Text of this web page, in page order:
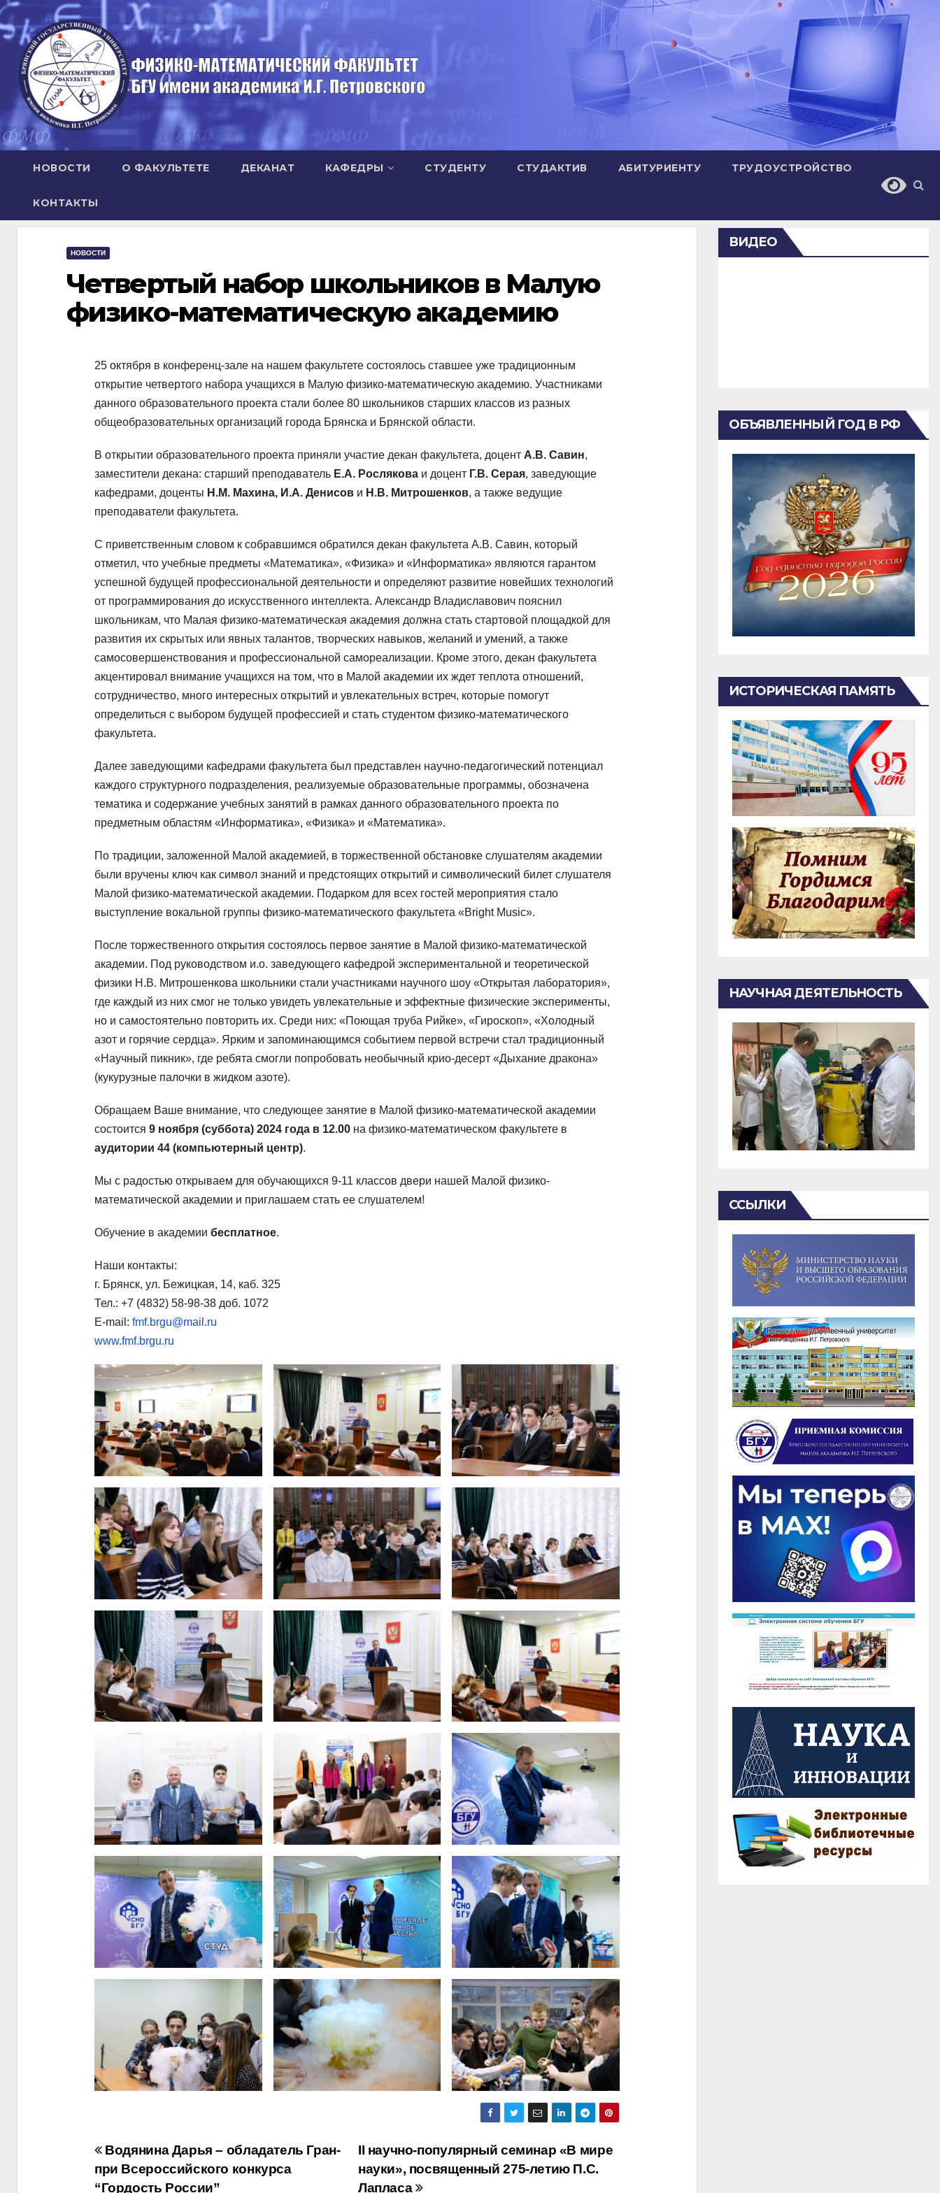
Перейти
к
содержимому
НОВОСТИ О ФАКУЛЬТЕТЕ ДЕКАНАТ КАФЕДРЫ СТУДЕНТУ СТУДАКТИВ АБИТУРИЕНТУ ТРУДОУСТРОЙСТВО
КОНТАКТЫ
НОВОСТИ
Четвертый набор школьников в Малую
физико-математическую академию
25 октября в конференц-зале на нашем факультете состоялось ставшее уже традиционным
открытие четвертого набора учащихся в Малую физико-математическую академию. Участниками
данного образовательного проекта стали более 80 школьников старших классов из разных
общеобразовательных организаций города Брянска и Брянской области.
В открытии образовательного проекта приняли участие декан факультета, доцент А.В. Савин,
заместители декана: старший преподаватель Е.А. Рослякова и доцент Г.В. Серая, заведующие
кафедрами, доценты Н.М. Махина, И.А. Денисов и Н.В. Митрошенков, а также ведущие
преподаватели факультета.
С приветственным словом к собравшимся обратился декан факультета А.В. Савин, который
отметил, что учебные предметы «Математика», «Физика» и «Информатика» являются гарантом
успешной будущей профессиональной деятельности и определяют развитие новейших технологий
от программирования до искусственного интеллекта. Александр Владиславович пояснил
школьникам, что Малая физико-математическая академия должна стать стартовой площадкой для
развития их скрытых или явных талантов, творческих навыков, желаний и умений, а также
самосовершенствования и профессиональной самореализации. Кроме этого, декан факультета
акцентировал внимание учащихся на том, что в Малой академии их ждет теплота отношений,
сотрудничество, много интересных открытий и увлекательных встреч, которые помогут
определиться с выбором будущей профессией и стать студентом физико-математического
факультета.
Далее заведующими кафедрами факультета был представлен научно-педагогический потенциал
каждого структурного подразделения, реализуемые образовательные программы, обозначена
тематика и содержание учебных занятий в рамках данного образовательного проекта по
предметным областям «Информатика», «Физика» и «Математика».
По традиции, заложенной Малой академией, в торжественной обстановке слушателям академии
были вручены ключ как символ знаний и предстоящих открытий и символический билет слушателя
Малой физико-математической академии. Подарком для всех гостей мероприятия стало
выступление вокальной группы физико-математического факультета «Bright Music».
После торжественного открытия состоялось первое занятие в Малой физико-математической
академии. Под руководством и.о. заведующего кафедрой экспериментальной и теоретической
физики Н.В. Митрошенкова школьники стали участниками научного шоу «Открытая лаборатория»,
где каждый из них смог не только увидеть увлекательные и эффектные физические эксперименты,
но и самостоятельно повторить их. Среди них: «Поющая труба Pийкe», «Гироскоп», «Холодный
азот и горячие сердца». Ярким и запоминающимся событием первой встречи стал традиционный
«Научный пикник», где ребята смогли попробовать необычный крио-десерт «Дыхание дракона»
(кукурузные палочки в жидком азоте).
Обращаем Ваше внимание, что следующее занятие в Малой физико-математической академии
состоится 9 ноября (суббота) 2024 года в 12.00 на физико-математическом факультете в
аудитории 44 (компьютерный центр).
Мы с радостью открываем для обучающихся 9-11 классов двери нашей Малой физико-
математической академии и приглашаем стать ее слушателем!
Обучение в академии бесплатное.
Наши контакты:
г. Брянск, ул. Бежицкая, 14, каб. 325
Тел.: +7 (4832) 58-98-38 доб. 1072
E-mail: fmf.brgu@mail.ru
www.fmf.brgu.ru
Навигация
по
II научно-популярный семинар «В мире
науки», посвященный 275-летию П.С.
Лапласа
Водянина Дарья – обладатель Гран-
при Всероссийского конкурса
“Гордость России”
ВИДЕО
ОБЪЯВЛЕННЫЙ ГОД В РФ
ИСТОРИЧЕСКАЯ ПАМЯТЬ
НАУЧНАЯ ДЕЯТЕЛЬНОСТЬ
ССЫЛКИ